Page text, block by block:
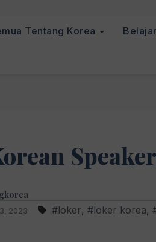
Tentang Korea
2023 #loker, #loker korea,